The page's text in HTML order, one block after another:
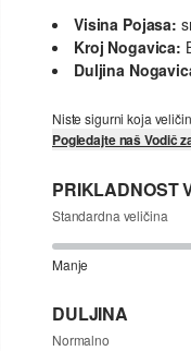
Visina Pojasa:
Kroj Nogavica:
Duljina
Niste sigurni koja
Pogledajte naš Vodič
PRIKLADNOST
Standardna veličina
Manje
DULJINA
Normalno